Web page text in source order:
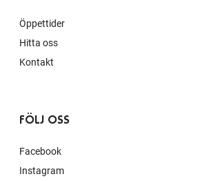
Öppettider
Hitta oss
Kontakt
FÖLJ OSS
Facebook
Instagram